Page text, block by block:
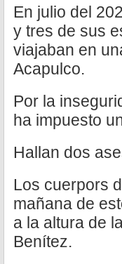
En julio del
y tres de sus
viajaban en
Acapulco.
Por la
ha impuesto
Hallan dos
Los cuerpors
mañana de
a la altura de
Benítez.